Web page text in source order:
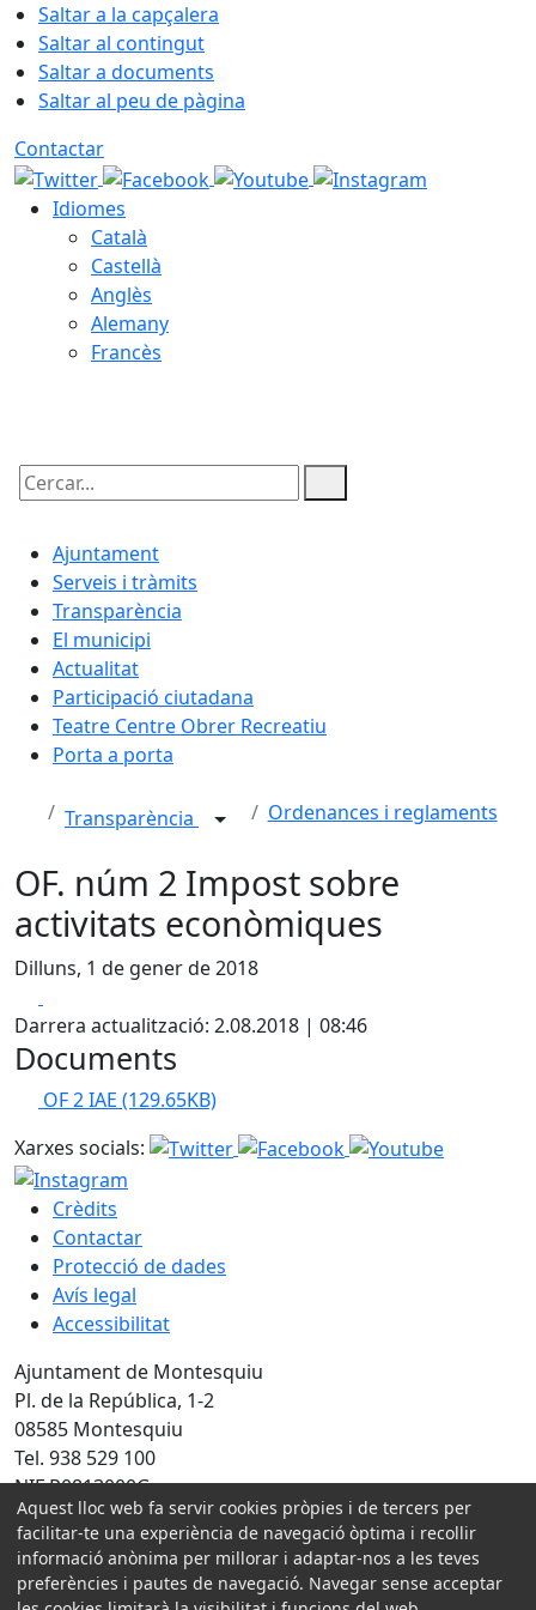
Saltar a la capçalera
Saltar al contingut
Saltar a documents
Saltar al peu de pàgina
Contactar
Idiomes
Català
Castellà
Anglès
Alemany
Francès
Cercar:
Ajuntament
Serveis i tràmits
Transparència
El municipi
Actualitat
Participació ciutadana
Teatre Centre Obrer Recreatiu
Porta a porta
Transparència Ordenances i reglaments
OF. núm 2 Impost sobre
activitats econòmiques
Dilluns, 1 de gener de 2018
Darrera actualització: 2.08.2018 | 08:46
Documents
OF 2 IAE (129.65KB)
Xarxes socials:
Crèdits
Contactar
Protecció de dades
Avís legal
Accessibilitat
Ajuntament de Montesquiu
Pl. de la República, 1-2
08585 Montesquiu
Tel. 938 529 100
NIF P0813000G
Amb la col·laboració de:
Aquest lloc web fa servir cookies pròpies i de tercers per
facilitar-te una experiència de navegació òptima i recollir
informació anònima per millorar i adaptar-nos a les teves
preferències i pautes de navegació. Navegar sense acceptar